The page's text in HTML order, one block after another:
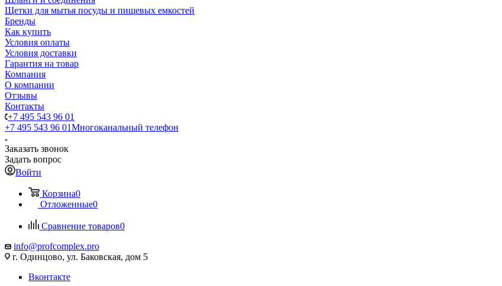
Щетки для мытья посуды и пищевых емкостей
Бренды
Как купить
Условия оплаты
Условия доставки
Гарантия на товар
Компания
О компании
Отзывы
Контакты
+7 495 543 96 01
+7 495 543 96 01Многоканальный телефон
Заказать звонок
Задать вопрос
Войти
Корзина0
Отложенные0
Сравнение товаров0
info@profcomplex.pro
г. Одинцово, ул. Баковская, дом 5
Вконтакте